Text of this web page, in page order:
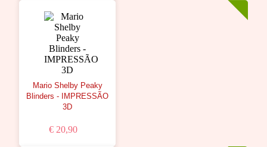
Mario Shelby Peaky
Blinders - IMPRESSÃO
3D
€ 20,90